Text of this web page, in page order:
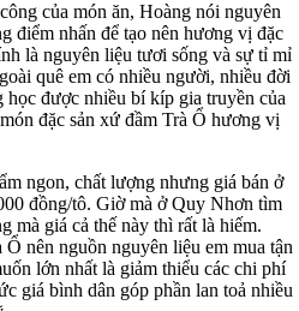
của món ăn, Hoàng nói nguyên
điểm nhấn để tạo nên hương vị đặc
là nguyên liệu tươi sống và sự tỉ mỉ
quê em có nhiều người, nhiều đời
học được nhiều bí kíp gia truyền của
đặc sản xứ đầm Trà Ổ hương vị
ngon, chất lượng nhưng giá bán ở
đồng/tô. Giờ mà ở Quy Nhơn tìm
mà giá cả thế này thì rất là hiếm.
nên nguồn nguyên liệu em mua tận
lớn nhất là giảm thiểu các chi phí
giá bình dân góp phần lan toả nhiều